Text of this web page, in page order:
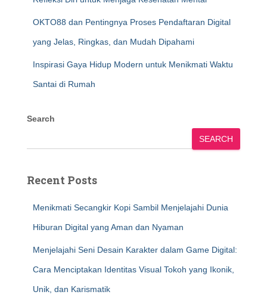
OKTO88 dan Pentingnya Proses Pendaftaran Digital
yang Jelas, Ringkas, dan Mudah Dipahami
Inspirasi Gaya Hidup Modern untuk Menikmati Waktu
Santai di Rumah
Search
SEARCH
Recent Posts
Menikmati Secangkir Kopi Sambil Menjelajahi Dunia
Hiburan Digital yang Aman dan Nyaman
Menjelajahi Seni Desain Karakter dalam Game Digital:
Cara Menciptakan Identitas Visual Tokoh yang Ikonik,
Unik, dan Karismatik